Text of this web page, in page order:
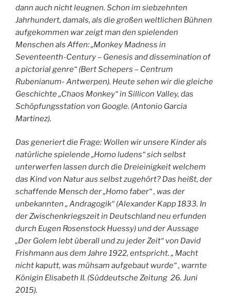
dann auch nicht leugnen. Schon im siebzehnten
Jahrhundert, damals, als die großen weltlichen Bühnen
aufgekommen war zeigt man den spielenden
Menschen als Affen: „Monkey Madness in
Seventeenth-Century – Genesis and dissemination of
a pictorial genre“ (Bert Schepers – Centrum
Rubenianum- Antwerpen). Heute sehen wir die gleiche
Geschichte „Chaos Monkey“ in Sillicon Valley, das
Schöpfungsstation von Google. (Antonio Garcia
Martinez).
Das generiert die Frage: Wollen wir unsere Kinder als
natürliche spielende „Homo ludens“ sich selbst
unterwerfen lassen durch die Dreieinigkeit welchem
das Kind von Natur aus selbst zugehört? Das heißt, der
schaffende Mensch der „Homo faber“ , was der
unbekannten „ Andragogik“ (Alexander Kapp 1833. In
der Zwischenkriegszeit in Deutschland neu erfunden
durch Eugen Rosenstock Huessy) und der Aussage
„Der Golem lebt überall und zu jeder Zeit“ von David
Frishmann aus dem Jahre 1922, entspricht. „ Macht
nicht kaputt, was mühsam aufgebaut wurde“ , warnte
Königin Elisabeth II. (Süddeutsche Zeitung 26. Juni
2015).